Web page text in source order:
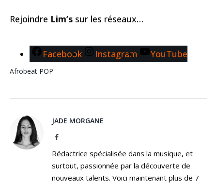
Rejoindre Lim’s sur les réseaux…
Facebook Instagram YouTube
Afrobeat POP
JADE MORGANE
Facebook
Rédactrice spécialisée dans la musique, et
surtout, passionnée par la découverte de
nouveaux talents. Voici maintenant plus de 7